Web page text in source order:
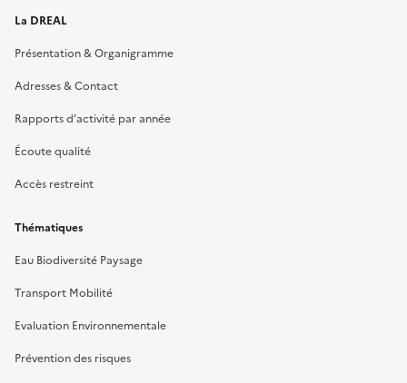
La DREAL
Présentation & Organigramme
Adresses & Contact
Rapports d’activité par année
Écoute qualité
Accès restreint
Thématiques
Eau Biodiversité Paysage
Transport Mobilité
Evaluation Environnementale
Prévention des risques